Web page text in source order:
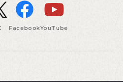
FacebookYouTube